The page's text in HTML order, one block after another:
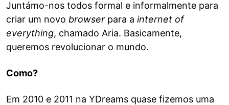
Juntámo-nos todos formal e informalmente para
criar um novo browser para a internet of
everything, chamado Aria. Basicamente,
queremos revolucionar o mundo.
Como?
Em 2010 e 2011 na YDreams quase fizemos uma